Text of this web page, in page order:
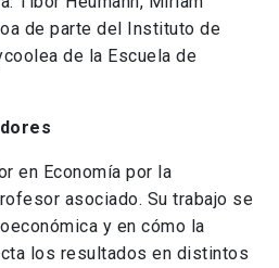
de parte del Instituto de
de la Escuela de
en Economía por la
asociado. Su trabajo se
y en cómo la
los resultados en distintos